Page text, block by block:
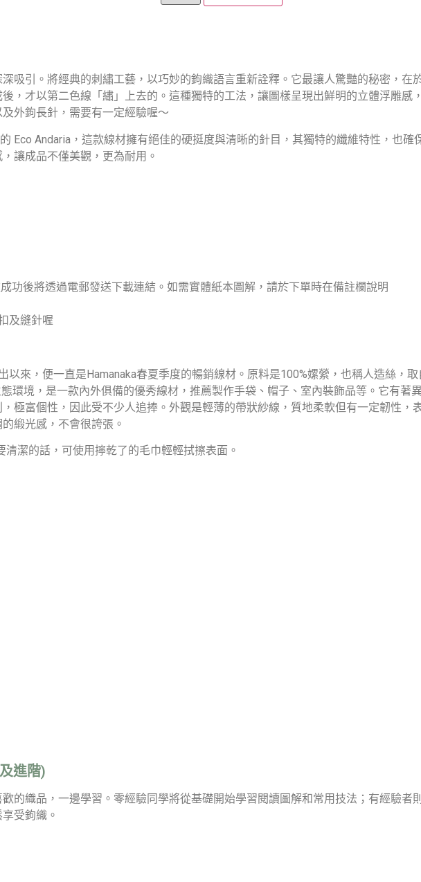
吸引。將經典的刺繡工藝，以巧妙的鉤織語言重新詮釋。它最讓人驚豔的秘密，在
，才以第二色線「繡」上去的。這種獨特的工法，讓圖樣呈現出鮮明的立體浮雕感
外鉤長針，需要有一定經驗喔～
Eco Andaria，這款線材擁有絕佳的硬挺度與清晰的針目，其獨特的纖維特性，也確
讓成品不僅美觀，更為耐用。
功後將透過電郵發送下載連結。如需實體紙本圖解，請於下單時在備註欄說明
及縫針喔
以來，便一直是Hamanaka春夏季度的暢銷線材。原料是100%嫘縈，也稱人造絲，
環境，是一款內外俱備的優秀線材，推薦製作手袋、帽子、室內裝飾品等。它有著
極富個性，因此受不少人追捧。外觀是輕薄的帶狀紗線，質地柔軟但有一定韌性，
緞光感，不會很誇張。
清潔的話，可使用擰乾了的毛巾輕輕拭擦表面。
進階)
的織品，一邊學習。零經驗同學將從基礎開始學習閱讀圖解和常用技法；有經驗者
受鉤織。